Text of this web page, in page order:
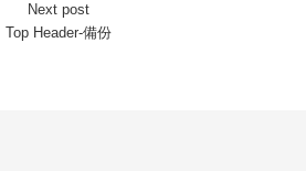
Next post
Top Header-備份